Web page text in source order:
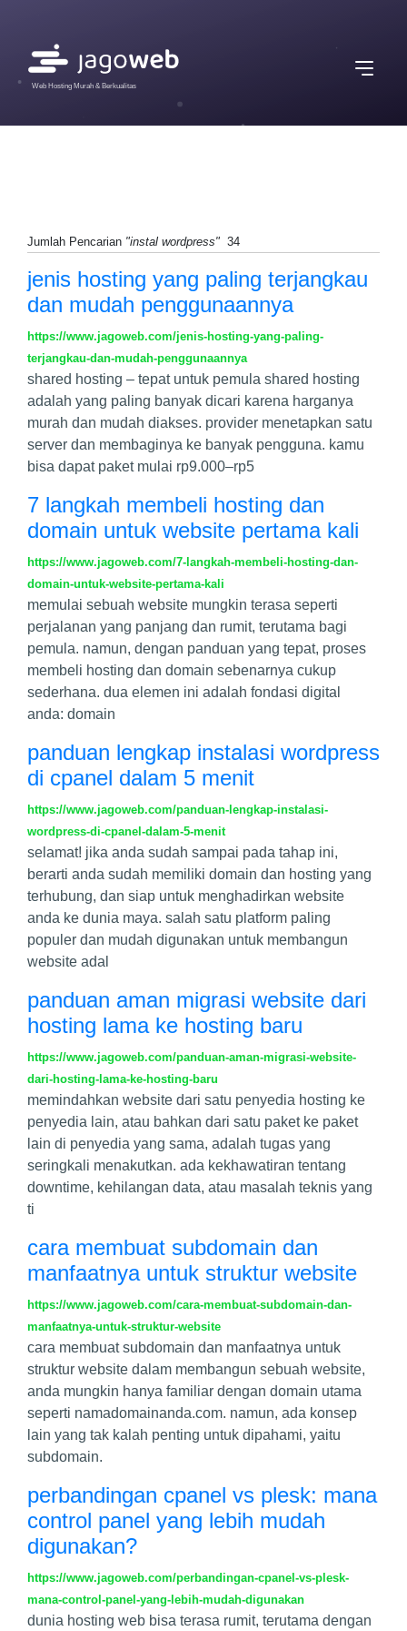
Web Hosting Murah & Berkualitas
Jumlah Pencarian "instal wordpress" 34
jenis hosting yang paling terjangkau
dan mudah penggunaannya
https://www.jagoweb.com/jenis-hosting-yang-paling-
terjangkau-dan-mudah-penggunaannya
shared hosting – tepat untuk pemula shared hosting
adalah yang paling banyak dicari karena harganya
murah dan mudah diakses. provider menetapkan satu
server dan membaginya ke banyak pengguna. kamu
bisa dapat paket mulai rp9.000–rp5
7 langkah membeli hosting dan
domain untuk website pertama kali
https://www.jagoweb.com/7-langkah-membeli-hosting-dan-
domain-untuk-website-pertama-kali
memulai sebuah website mungkin terasa seperti
perjalanan yang panjang dan rumit, terutama bagi
pemula. namun, dengan panduan yang tepat, proses
membeli hosting dan domain sebenarnya cukup
sederhana. dua elemen ini adalah fondasi digital
anda: domain
panduan lengkap instalasi wordpress
di cpanel dalam 5 menit
https://www.jagoweb.com/panduan-lengkap-instalasi-
wordpress-di-cpanel-dalam-5-menit
selamat! jika anda sudah sampai pada tahap ini,
berarti anda sudah memiliki domain dan hosting yang
terhubung, dan siap untuk menghadirkan website
anda ke dunia maya. salah satu platform paling
populer dan mudah digunakan untuk membangun
website adal
panduan aman migrasi website dari
hosting lama ke hosting baru
https://www.jagoweb.com/panduan-aman-migrasi-website-
dari-hosting-lama-ke-hosting-baru
memindahkan website dari satu penyedia hosting ke
penyedia lain, atau bahkan dari satu paket ke paket
lain di penyedia yang sama, adalah tugas yang
seringkali menakutkan. ada kekhawatiran tentang
downtime, kehilangan data, atau masalah teknis yang
ti
cara membuat subdomain dan
manfaatnya untuk struktur website
https://www.jagoweb.com/cara-membuat-subdomain-dan-
manfaatnya-untuk-struktur-website
cara membuat subdomain dan manfaatnya untuk
struktur website dalam membangun sebuah website,
anda mungkin hanya familiar dengan domain utama
seperti namadomainanda.com. namun, ada konsep
lain yang tak kalah penting untuk dipahami, yaitu
subdomain.
perbandingan cpanel vs plesk: mana
control panel yang lebih mudah
digunakan?
https://www.jagoweb.com/perbandingan-cpanel-vs-plesk-
mana-control-panel-yang-lebih-mudah-digunakan
dunia hosting web bisa terasa rumit, terutama dengan